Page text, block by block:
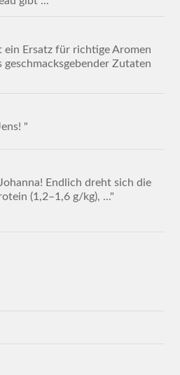
ein Ersatz für richtige Aromen
geschmacksgebender Zutaten
"
Endlich dreht sich die
(1,2–1,6 g/kg), ..."